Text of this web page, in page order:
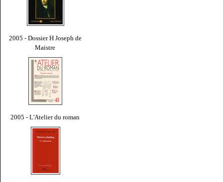
2005 - Dossier H Joseph de
Maistre
2005 - L'Atelier du roman